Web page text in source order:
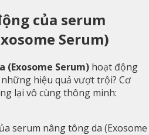
của serum
Serum)
(Exosome Serum) hoạt động
hiệu quả vượt trội? Cơ
lại vô cùng thông minh:
serum nâng tông da